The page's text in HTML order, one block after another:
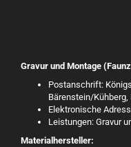
Gravur und Montage
Postanschrift:
Bärenstein/
Elektronische
Leistungen: Gravur
Materialhersteller: